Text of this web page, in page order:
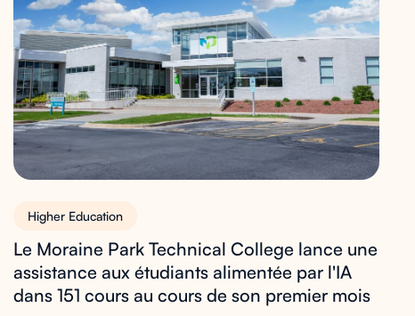
Higher Education
Le Moraine Park Technical College lance une
assistance aux étudiants alimentée par l'IA
dans 151 cours au cours de son premier mois